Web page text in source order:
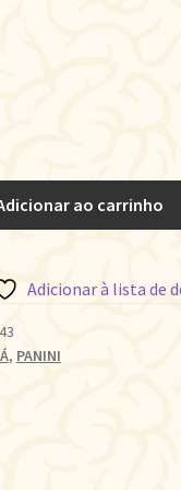
ao carrinho
Adicionar à lista de
, PANINI